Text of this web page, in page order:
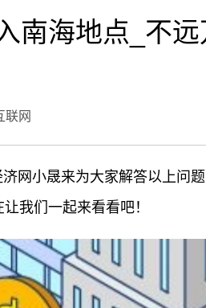
南海地点_不
联网
网小晟来为大家解答以上问
我们一起来看看吧！